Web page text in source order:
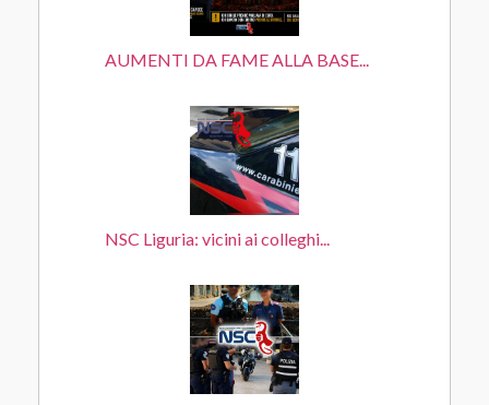
AUMENTI DA FAME ALLA BASE...
NSC Liguria: vicini ai colleghi...